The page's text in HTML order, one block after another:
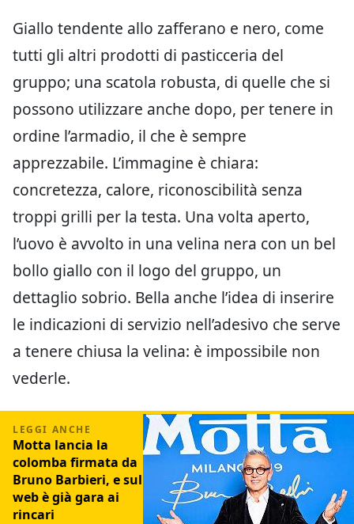
Giallo tendente allo zafferano e nero, come
tutti gli altri prodotti di pasticceria del
gruppo; una scatola robusta, di quelle che si
possono utilizzare anche dopo, per tenere in
ordine l’armadio, il che è sempre
apprezzabile. L’immagine è chiara:
concretezza, calore, riconoscibilità senza
troppi grilli per la testa. Una volta aperto,
l’uovo è avvolto in una velina nera con un bel
bollo giallo con il logo del gruppo, un
dettaglio sobrio. Bella anche l’idea di inserire
le indicazioni di servizio nell’adesivo che serve
a tenere chiusa la velina: è impossibile non
vederle.
Motta lancia la
colomba firmata da
Bruno Barbieri, e sul
web è già gara ai
rincari